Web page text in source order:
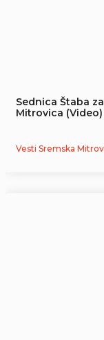
Sednica Štaba
Mitrovica (Video)
Vesti Sremska